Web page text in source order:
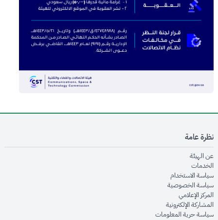
نظرة عامة
عن الهيئةopens in new window
الخدماتopens in new window
سياسة الاستخدام
سياسة الخصوصيةopens in new window
المركز الإعلاميopens in new window
المشاركة الإلكترونيةopens in new window
سياسة حرية المعلوماتopens in new window